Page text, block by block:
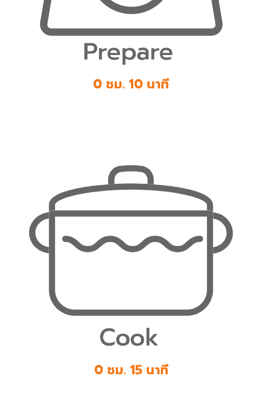
0 ชม. 10 นาที
0 ชม. 15 นาที